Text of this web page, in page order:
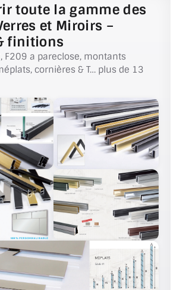
(SÉCURIT)
CRÉDENCE
TREMPÉ
EN VERRE
EN VERRE
ATELIER
toute la gamme des
et Miroirs –
finitions
F209 a pareclose, montants
cornières & T… plus de 13